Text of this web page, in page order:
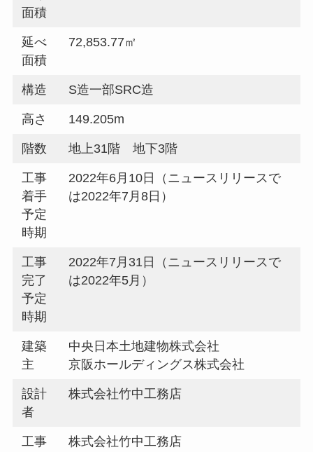
面積
延べ
面積
72,853.77㎡
構造 S造一部SRC造
高さ 149.205m
階数 地上31階 地下3階
工事
着手
予定
時期
2022年6月10日（ニュースリリースで
は2022年7月8日）
工事
完了
予定
時期
2022年7月31日（ニュースリリースで
は2022年5月）
建築
主
中央日本土地建物株式会社
京阪ホールディングス株式会社
設計
者
株式会社竹中工務店
工事
株式会社竹中工務店